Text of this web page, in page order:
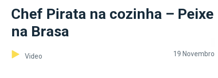
Chef Pirata na cozinha – Peixe
na Brasa
Video 19 Novembro